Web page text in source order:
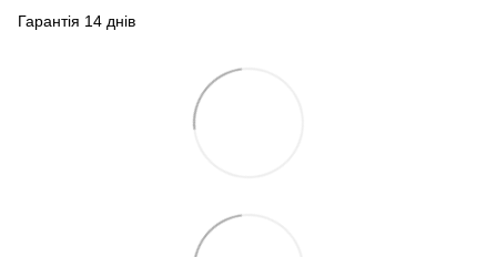
Гарантія 14 днів